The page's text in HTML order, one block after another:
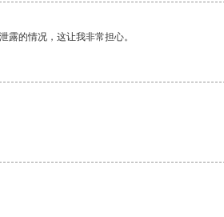
的情况，这让我非常担心。